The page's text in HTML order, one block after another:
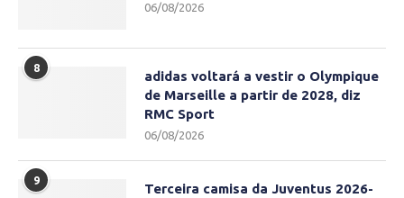
06/08/2026
8
adidas voltará a vestir o Olympique
de Marseille a partir de 2028, diz
RMC Sport
06/08/2026
9
Terceira camisa da Juventus 2026-